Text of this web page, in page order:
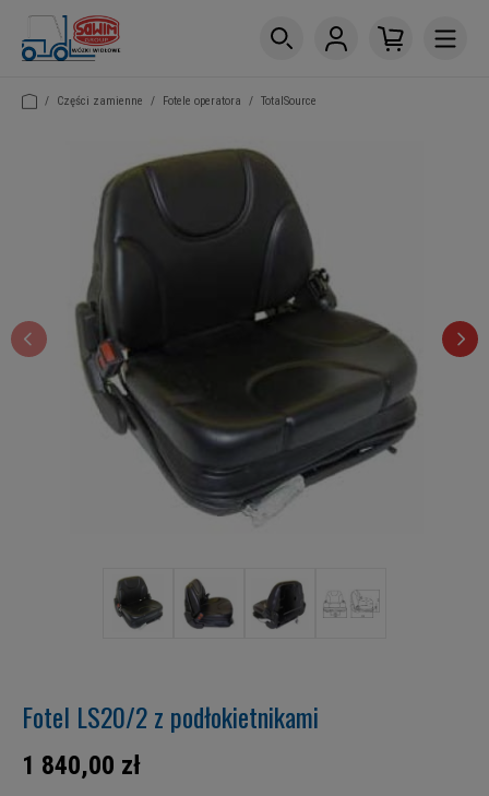
/ Części zamienne / Fotele operatora / TotalSource
Fotel LS20/2 z podłokietnikami
1 840,00 zł